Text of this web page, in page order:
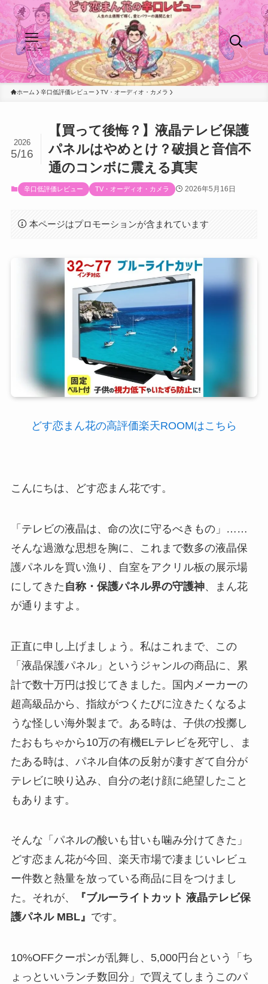
メニュー
ホーム 辛口低評価レビュー TV・オーディオ・カメラ
【買って後悔？】液晶テレビ保護
パネルはやめとけ？破損と音信不
通のコンボに震える真実
2026
5/16
辛口低評価レビュー TV・オーディオ・カメラ 2026年5月16日
本ページはプロモーションが含まれています
どす恋まん花の高評価楽天ROOMはこちら
こんにちは、どす恋まん花です。
「テレビの液晶は、命の次に守るべきもの」……
そんな過激な思想を胸に、これまで数多の液晶保
護パネルを買い漁り、自室をアクリル板の展示場
にしてきた 自称・保護パネル界の守護神、まん花
が通りますよ。
正直に申し上げましょう。私はこれまで、この
「液晶保護パネル」というジャンルの商品に、累
計で数十万円は投じてきました。国内メーカーの
超高級品から、指紋がつくたびに泣きたくなるよ
うな怪しい海外製まで。ある時は、子供の投擲し
たおもちゃから10万の有機ELテレビを死守し、ま
たある時は、パネル自体の反射が凄すぎて自分が
テレビに映り込み、自分の老け顔に絶望したこと
もあります。
そんな「パネルの酸いも甘いも噛み分けてきた」
どす恋まん花が今回、楽天市場で凄まじいレビュ
ー件数と熱量を放っている商品に目をつけまし
た。それが、
『ブルーライトカット 液晶テレビ保
護パネル MBL』 です。
10%OFFクーポンが乱舞し、5,000円台という「ち
ょっといいランチ数回分」で買えてしまうこのパ